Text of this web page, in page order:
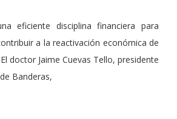
eficiente disciplina financiera para
a la reactivación económica de
doctor Jaime Cuevas Tello, presidente
Banderas,